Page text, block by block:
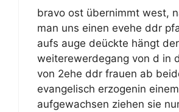
bravo ost übernimmt west,
man uns einen evehe ddr
aufs auge deückte hängt der
weiterewerdegang von d in
von 2ehe ddr frauen ab
evangelisch erzogenin
aufgewachsen ziehen sie